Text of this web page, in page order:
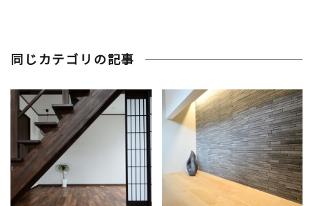
同じカテゴリの記事